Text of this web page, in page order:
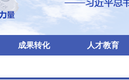
成果转化 人才教育